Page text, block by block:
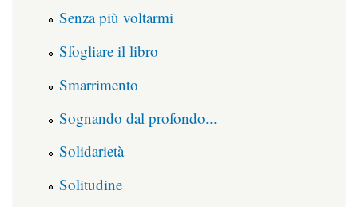
Senza più voltarmi
Sfogliare il libro
Smarrimento
Sognando dal profondo...
Solidarietà
Solitudine